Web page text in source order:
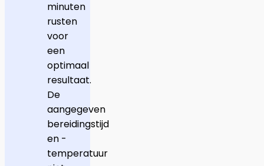
minuten
rusten
voor
een
optimaal
resultaat.
De
aangegeven
bereidingstijd
en -
temperatuur